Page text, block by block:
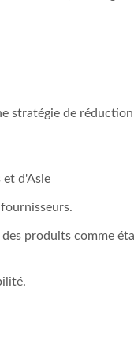
stratégie de
et d'Asie
produits comme